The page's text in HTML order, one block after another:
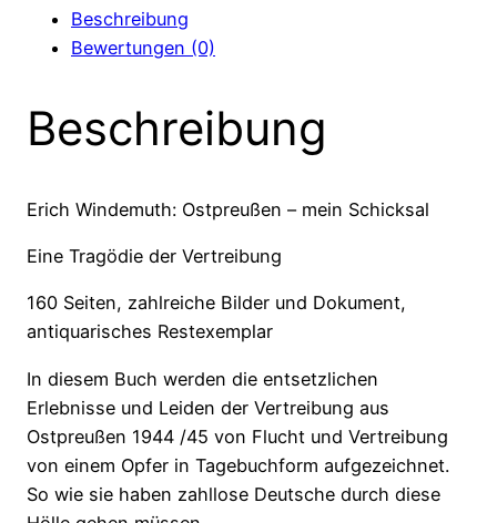
Tragödie
der
Menge
Beschreibung
Bewertungen (0)
Beschreibung
Erich Windemuth: Ostpreußen – mein Schicksal
Eine Tragödie der Vertreibung
160 Seiten, zahlreiche Bilder und Dokument,
antiquarisches Restexemplar
In diesem Buch werden die entsetzlichen
Erlebnisse und Leiden der Vertreibung aus
Ostpreußen 1944 /45 von Flucht und Vertreibung
von einem Opfer in Tagebuchform aufgezeichnet.
So wie sie haben zahllose Deutsche durch diese